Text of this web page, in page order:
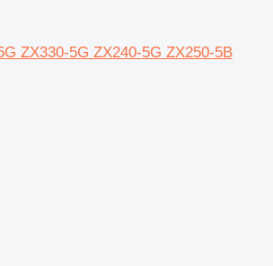
ZX330-5G ZX240-5G ZX250-5B